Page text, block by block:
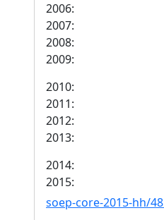
2006:
2007:
2008:
2009:
2010:
2011:
2012:
2013:
2014:
2015:
soep-core-2015-hh/48